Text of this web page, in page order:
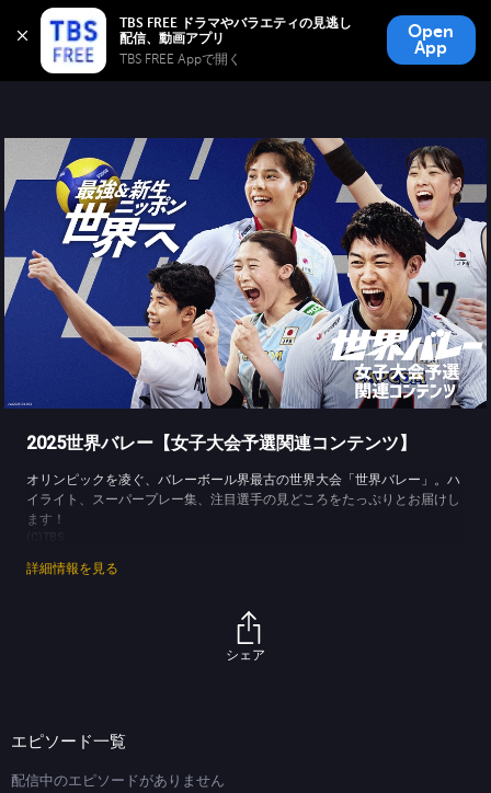
TBS FREE ドラマやバラエティの見逃し
TBS FREE Appで開く
Open
App
TBS FREE
無料見逃し配信
2025世界バレー【女子大会予選関連コンテンツ】
オリンピックを凌ぐ、バレーボール界最古の世界大会「世界バレー」。ハ
イライト、スーパープレー集、注目選手の見どころをたっぷりとお届けし
ます！
詳細情報を見る
シェア
エピソード一覧
配信中のエピソードがありません